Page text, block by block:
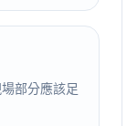
部分應該足